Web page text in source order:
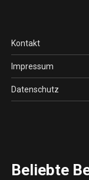
Kontakt
Impressum
Datenschutz
Beliebte